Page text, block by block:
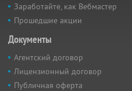
Заработайте, как Вебмастер
Прошедшие акции
Документы
Агентский договор
Лицензионный договор
Публичная оферта